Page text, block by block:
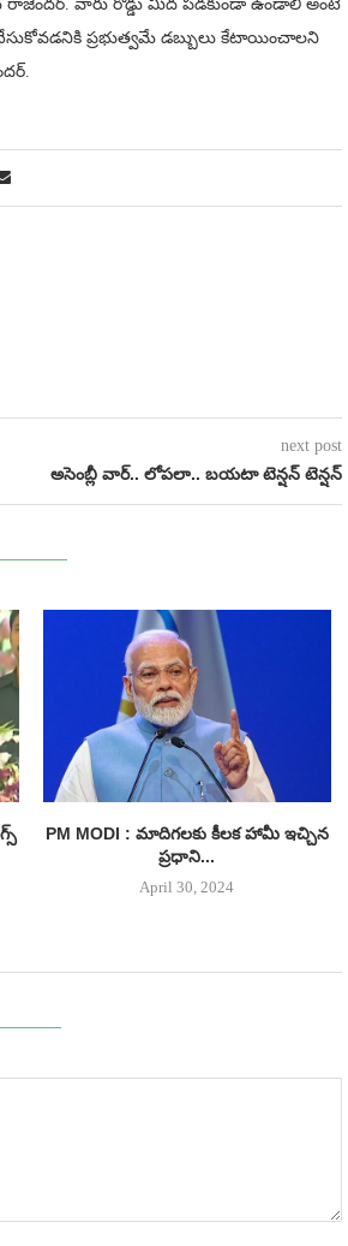
రాజేంద‌ర్. వారు రోడ్డు మీద పడకుండా ఉండాలి అంటే
ప్రభుత్వమే డబ్బులు కేటాయించాలని
next post
అసెంబ్లీ వార్.. లోప‌లా.. బ‌య‌టా టెన్ష‌న్ టెన్ష‌న్
PM MODI : మాదిగలకు కీలక హామీ ఇచ్చిన
ప్రధాని...
April 30, 2024